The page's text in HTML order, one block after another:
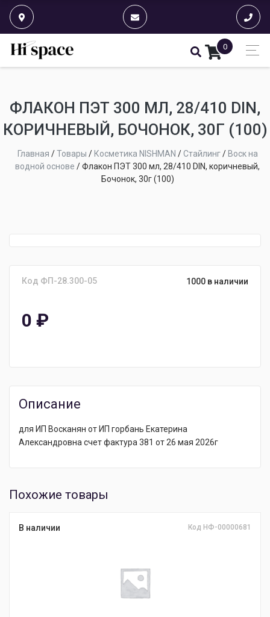
0
ФЛАКОН ПЭТ 300 МЛ, 28/410 DIN,
КОРИЧНЕВЫЙ, БОЧОНОК, 30Г (100)
Главная /Товары / Косметика NISHMAN /Стайлинг/ Воск на
водной основе /Флакон ПЭТ 300 мл, 28/410 DIN, коричневый,
Бочонок, 30г (100)
Код ФП-28.300-05 1000 в наличии
0 ₽
Описание
для ИП Восканян от ИП горбань Екатерина
Александровна счет фактура 381 от 26 мая 2026г
Похожие товары
В наличии Код НФ-00000681